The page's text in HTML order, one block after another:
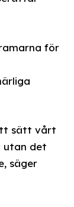
för
sätt vårt
utan det
säger